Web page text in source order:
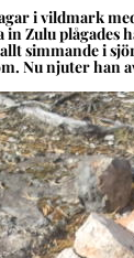
i vildmark
Zulu plågades
simmande i
Nu njuter han